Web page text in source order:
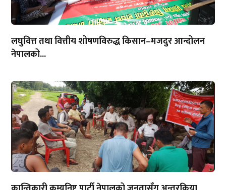
लघुवित्त तथा वित्तीय शोषणविरुद्ध किसान–मजदुर आन्दोलन
नेपालको...